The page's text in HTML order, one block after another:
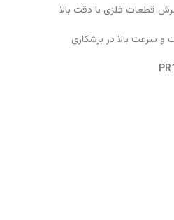
قطعات فلزی با دقت بالا
و سرعت بالا در برشکاری